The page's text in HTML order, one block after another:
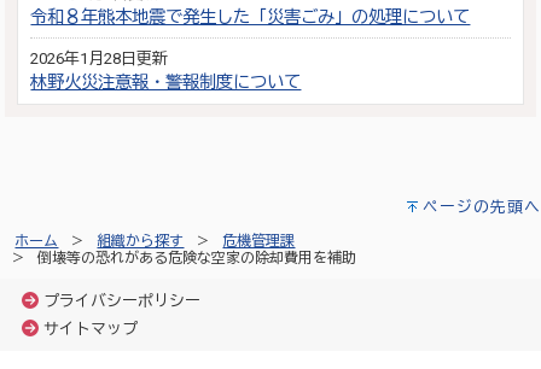
令和８年熊本地震で発生した「災害ごみ」の処理について
2026年1月28日更新
林野火災注意報・警報制度について
ページの先頭へ
ホーム 組織から探す
危機管理課
倒壊等の恐れがある危険な空家の除却費用を補助
プライバシーポリシー
サイトマップ